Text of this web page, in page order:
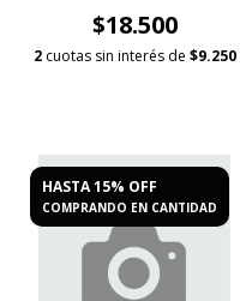
$18.500
2 cuotas sin interés de $9.250
HASTA 15% OFF
COMPRANDO EN CANTIDAD